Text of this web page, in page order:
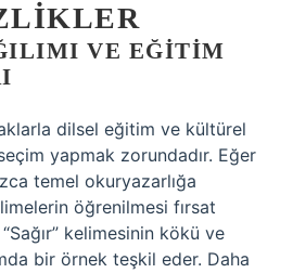
VE EĞITIM
dilsel eğitim ve kültürel
yapmak zorundadır. Eğer
temel okuryazarlığa
öğrenilmesi fırsat
kelimesinin kökü ve
bir örnek teşkil eder. Daha